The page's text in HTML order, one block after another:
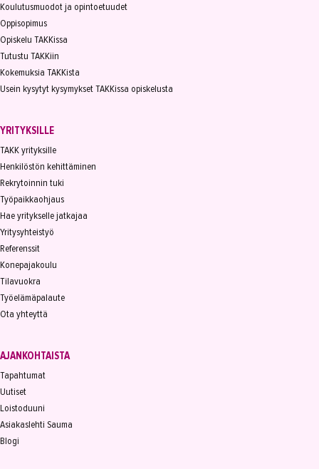
Koulutusmuodot ja opintoetuudet
Oppisopimus
Opiskelu TAKKissa
Tutustu TAKKiin
Kokemuksia TAKKista
Usein kysytyt kysymykset TAKKissa opiskelusta
YRITYKSILLE
TAKK yrityksille
Henkilöstön kehittäminen
Rekrytoinnin tuki
Työpaikkaohjaus
Hae yritykselle jatkajaa
Yritysyhteistyö
Referenssit
Konepajakoulu
Tilavuokra
Työelämäpalaute
Ota yhteyttä
AJANKOHTAISTA
Tapahtumat
Uutiset
Loistoduuni
Asiakaslehti Sauma
Blogi